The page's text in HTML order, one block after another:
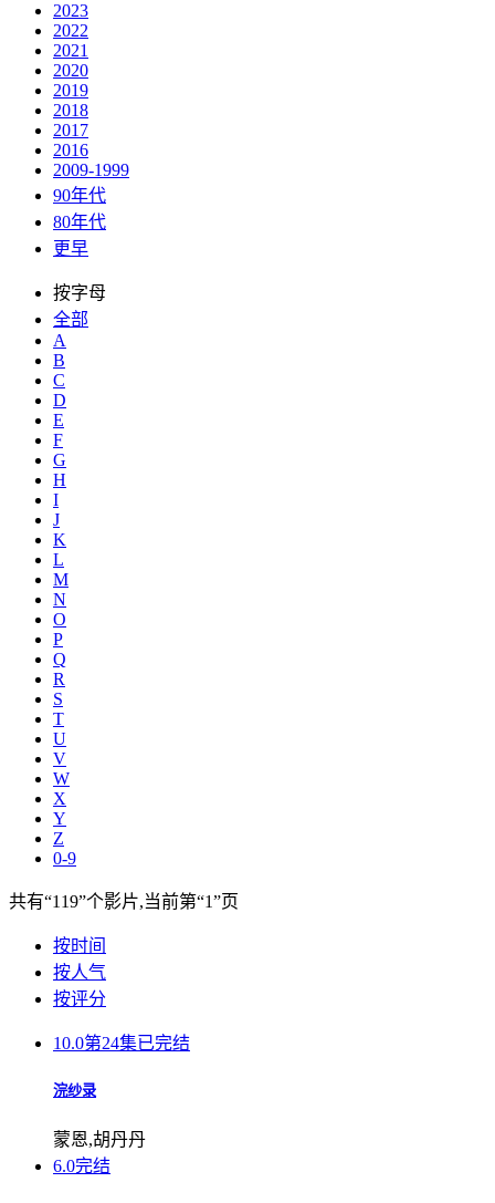
2023
2022
2021
2020
2019
2018
2017
2016
2009-1999
90年代
80年代
更早
按字母
全部
A
B
C
D
E
F
G
H
I
J
K
L
M
N
O
P
Q
R
S
T
U
V
W
X
Y
Z
0-9
共有“119”个影片,当前第“1”页
按时间
按人气
按评分
10.0第24集已完结
浣纱录
蒙恩,胡丹丹
6.0完结